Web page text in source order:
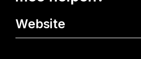
Website